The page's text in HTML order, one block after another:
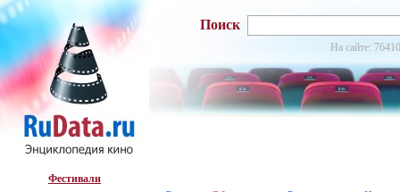
Фестивали
Поиск
На сайте: